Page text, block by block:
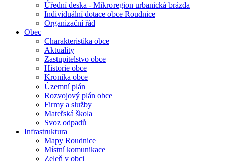
Úřední deska - Mikroregion urbanická brázda
Individuální dotace obce Roudnice
Organizační řád
Obec
Charakteristika obce
Aktuality
Zastupitelstvo obce
Historie obce
Kronika obce
Územní plán
Rozvojový plán obce
Firmy a služby
Mateřská škola
Svoz odpadů
Infrastruktura
Mapy Roudnice
Místní komunikace
Zeleň v obci